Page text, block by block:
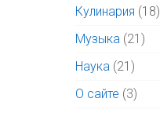
Кулинария (18)
Музыка (21)
Наука (21)
О сайте (3)